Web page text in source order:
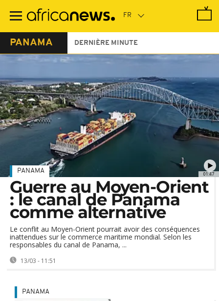
contenu
PANAMA DERNIÈRE MINUTE
01:47
PANAMA
Guerre au Moyen-Orient
: le canal de Panama
comme alternative
Le conflit au Moyen-Orient pourrait avoir des conséquences
inattendues sur le commerce maritime mondial. Selon les
responsables du canal de Panama, ...
13/03 - 11:51
PANAMA